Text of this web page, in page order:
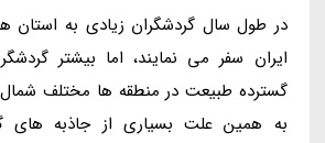
در طول سال گردشگران زیادی به استان
ایران سفر می نمایند، اما بیشتر
گسترده طبیعت در منطقه ها مختلف شمال
به همین علت بسیاری از جاذبه های